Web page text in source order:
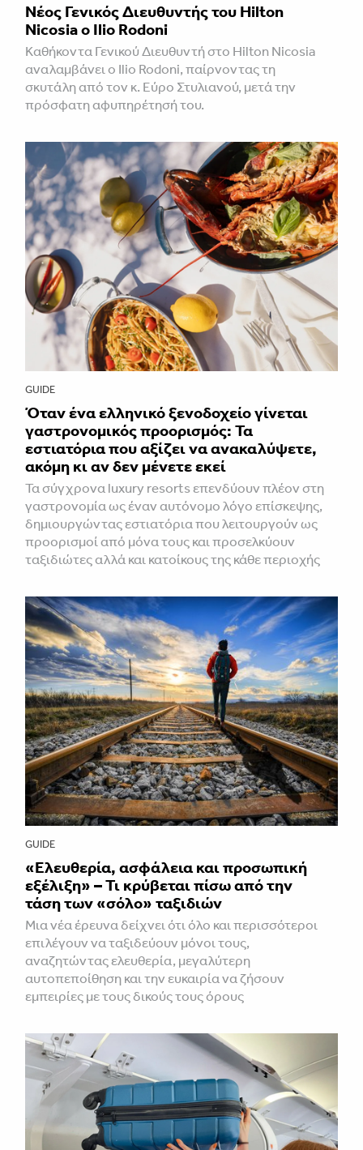
Νέος Γενικός Διευθυντής του Hilton
Nicosia ο Ilio Rodoni
Καθήκοντα Γενικού Διευθυντή στο Hilton Nicosia
αναλαμβάνει ο Ilio Rodoni, παίρνοντας τη
σκυτάλη από τον κ. Εύρο Στυλιανού, μετά την
πρόσφατη αφυπηρέτησή του.
GUIDE
Όταν ένα ελληνικό ξενοδοχείο γίνεται
γαστρονομικός προορισμός: Τα
εστιατόρια που αξίζει να ανακαλύψετε,
ακόμη κι αν δεν μένετε εκεί
Τα σύγχρονα luxury resorts επενδύουν πλέον στη
γαστρονομία ως έναν αυτόνομο λόγο επίσκεψης,
δημιουργώντας εστιατόρια που λειτουργούν ως
προορισμοί από μόνα τους και προσελκύουν
ταξιδιώτες αλλά και κατοίκους της κάθε περιοχής
GUIDE
«Ελευθερία, ασφάλεια και προσωπική
εξέλιξη» – Τι κρύβεται πίσω από την
τάση των «σόλο» ταξιδιών
Μια νέα έρευνα δείχνει ότι όλο και περισσότεροι
επιλέγουν να ταξιδεύουν μόνοι τους,
αναζητώντας ελευθερία, μεγαλύτερη
αυτοπεποίθηση και την ευκαιρία να ζήσουν
εμπειρίες με τους δικούς τους όρους